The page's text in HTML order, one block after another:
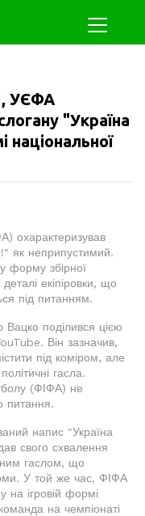
УЄФА
"Україна
національної
охарактеризував
як неприпустимий.
форму збірної
екіпіровки, що
під питанням.
Вацко поділився цією
Він зазначив,
під коміром, але
гасла.
(ФІФА) не
питання.
напис "Україна
свого схвалення
гаслом, що
У той же час, ФІФА
на ігровій формі
на чемпіонаті